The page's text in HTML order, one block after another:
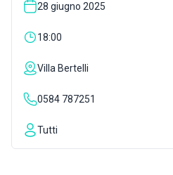
VILLA BERTELLI
WEBCAM
28 giugno 2025
18:00
Villa Bertelli
0584 787251
Tutti